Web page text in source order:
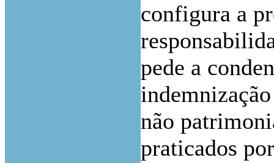
configura a
pede a
não
praticados